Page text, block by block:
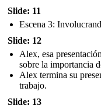
Slide: 11
Escena 3:
Slide: 12
Alex, esa
sobre la importancia
Alex termina su
trabajo.
Slide: 13